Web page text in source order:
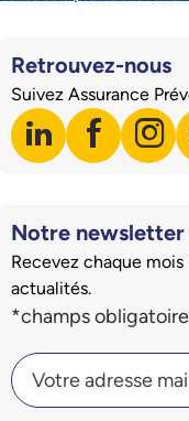
Retrouvez-nous
Suivez Assurance
linkedin
Visiter notre page
Visiter
Notre newsletter
Recevez chaque
actualités.
Champs du
*champs
Votre adresse mail *
Votre adresse